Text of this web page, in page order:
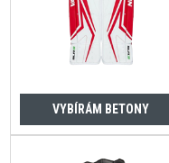
VYBÍRÁM BETONY